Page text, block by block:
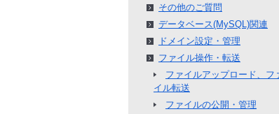
その他のご質問
データベース(MySQL)関連
ドメイン設定・管理
ファイル操作・転送
ファイルアップロード、フ
イル転送
ファイルの公開・管理